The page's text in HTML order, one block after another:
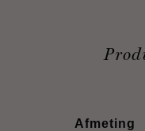
Afmeting